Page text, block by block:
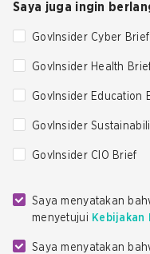
Saya juga ingin
GovInsider Cyber Brief
GovInsider Health
GovInsider Education
GovInsider
GovInsider CIO Brief
Saya menyatakan
menyetujui Kebijakan
Saya menyatakan